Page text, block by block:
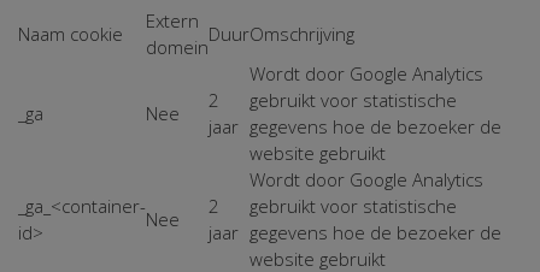
Naam cookie
Extern
domein
DuurOmschrijving
_ga Nee
2
jaar
Wordt door Google Analytics
gebruikt voor statistische
gegevens hoe de bezoeker de
website gebruikt
_ga_<container-
id>
Nee
2
jaar
Wordt door Google Analytics
gebruikt voor statistische
gegevens hoe de bezoeker de
website gebruikt